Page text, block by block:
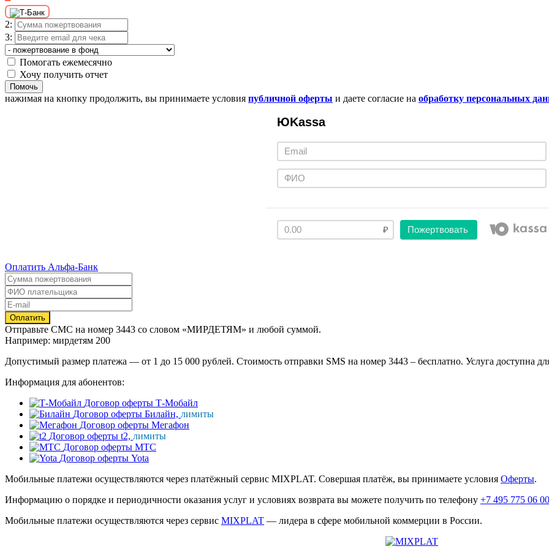
2:
3:
Помогать ежемесячно
Хочу получить отчет
Помочь
нажимая на кнопку продолжить, вы принимаете условия публичной оферты и даете согласие на обработку персональных
ЮKassa
Пожертвовать
Оплатить Альфа-Банк
Отправьте СМС на номер 3443 со словом «МИРДЕТЯМ» и любой суммой.
Например: мирдетям 200
Допустимый размер платежа — от 1 до 15 000 рублей. Стоимость отправки SMS на номер 3443 – бесплатно. Услуга
Информация для абонентов:
Договор оферты Т-Мобайл
Договор оферты Билайн, лимиты
Договор оферты Мегафон
Договор оферты t2, лимиты
Договор оферты МТС
Договор оферты Yota
Мобильные платежи осуществляются через платёжный сервис MIXPLAT. Совершая платёж, вы принимаете условия Оферты.
Информацию о порядке и периодичности оказания услуг и условиях возврата вы можете получить по телефону +7 495 775 06 00
Мобильные платежи осуществляются через сервис MIXPLAT — лидера в сфере мобильной коммерции в России.